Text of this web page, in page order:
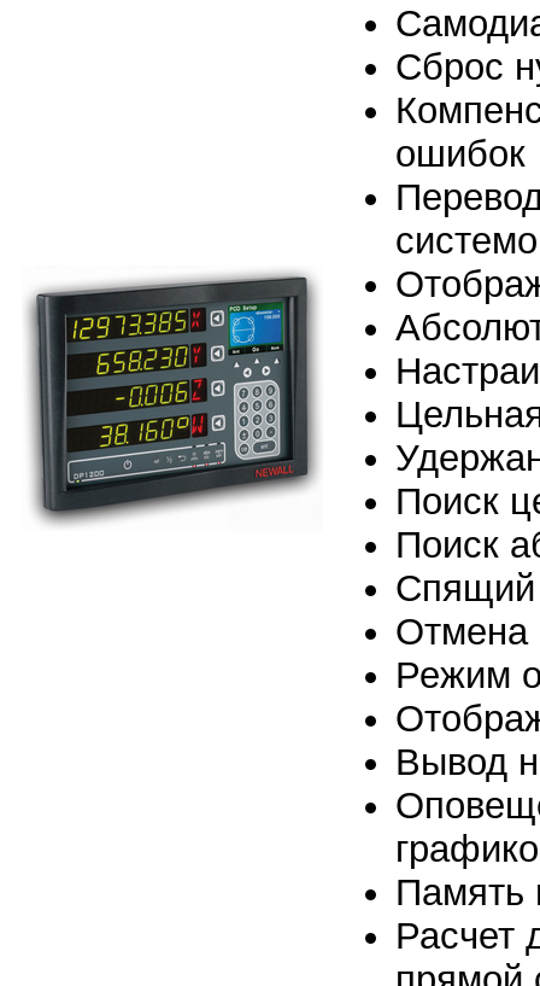
Сброс
ошибок
Поиск
Поиск
Отмена
Режим
Вывод
Память
Расчет